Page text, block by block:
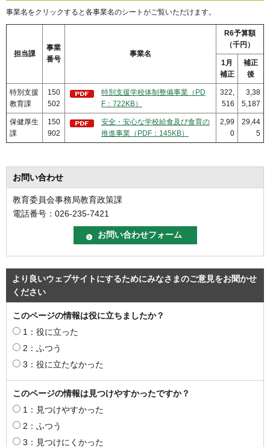
事業名をクリックすると各事業名のシートがご覧いただけます。
担当課
事業
番号
事業名
R6予算額
（千円）
1月
補正
補正
後
特別支援
教育課
150
502
特別支援学校体制整備事業（PD
F：722KB）
322,
516
3,38
5,187
保健厚生
課
150
902
安全・安心な学校給食及び食育の
推進事業（PDF：145KB）
2,99
0
29,44
5
お問い合わせ
教育委員会事務局教育政策課
電話番号：026-235-7421
より良いウェブサイトにするためにみなさまのご意見をお聞かせ
ください
このページの情報は役に立ちましたか？
1：役に立った
2：ふつう
3：役に立たなかった
このページの情報は見つけやすかったですか？
1：見つけやすかった
2：ふつう
3：見つけにくかった